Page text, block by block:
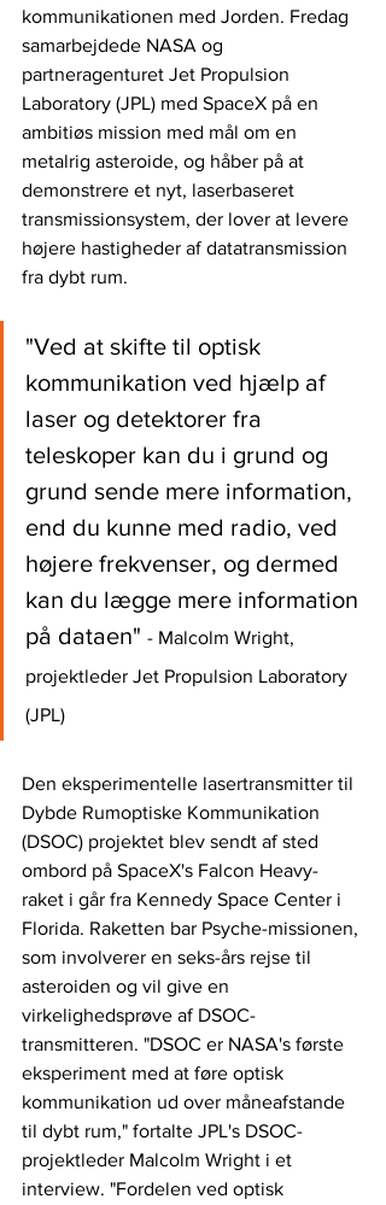
kommunikationen med Jorden. Fredag
samarbejdede NASA og
partneragenturet Jet Propulsion
Laboratory (JPL) med SpaceX på en
ambitiøs mission med mål om en
metalrig asteroide, og håber på at
demonstrere et nyt, laserbaseret
transmissionsystem, der lover at levere
højere hastigheder af datatransmission
fra dybt rum.
"Ved at skifte til optisk
kommunikation ved hjælp af
laser og detektorer fra
teleskoper kan du i grund og
grund sende mere information,
end du kunne med radio, ved
højere frekvenser, og dermed
kan du lægge mere information
på dataen" - Malcolm Wright,
projektleder Jet Propulsion Laboratory
(JPL)
Den eksperimentelle lasertransmitter til
Dybde Rumoptiske Kommunikation
(DSOC) projektet blev sendt af sted
ombord på SpaceX's Falcon Heavy-
raket i går fra Kennedy Space Center i
Florida. Raketten bar Psyche-missionen,
som involverer en seks-års rejse til
asteroiden og vil give en
virkelighedsprøve af DSOC-
transmitteren. "DSOC er NASA's første
eksperiment med at føre optisk
kommunikation ud over måneafstande
til dybt rum," fortalte JPL's DSOC-
projektleder Malcolm Wright i et
interview. "Fordelen ved optisk